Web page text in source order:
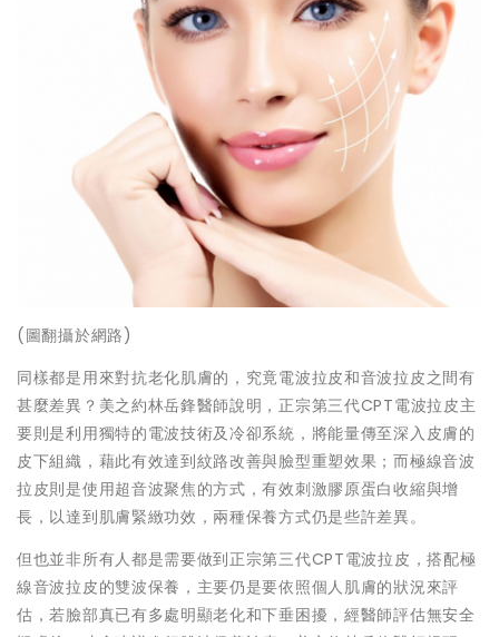
(圖翻攝於網路)
同樣都是用來對抗老化肌膚的，究竟電波拉皮和音波拉皮之間有
甚麼差異？美之約林岳鋒醫師說明，正宗第三代CPT電波拉皮主
要則是利用獨特的電波技術及冷卻系統，將能量傳至深入皮膚的
皮下組織，藉此有效達到紋路改善與臉型重塑效果；而極線音波
拉皮則是使用超音波聚焦的方式，有效刺激膠原蛋白收縮與增
長，以達到肌膚緊緻功效，兩種保養方式仍是些許差異。
但也並非所有人都是需要做到正宗第三代CPT電波拉皮，搭配極
線音波拉皮的雙波保養，主要仍是要依照個人肌膚的狀況來評
估，若臉部真已有多處明顯老化和下垂困擾，經醫師評估無安全